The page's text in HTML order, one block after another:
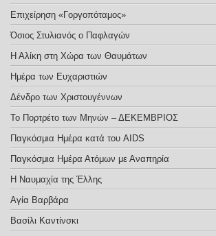
Επιχείρηση «Γοργοπόταμος»
Όσιος Στυλιανός ο Παφλαγών
Η Αλίκη στη Χώρα των Θαυμάτων
Ημέρα των Ευχαριστιών
Δένδρο των Χριστουγέννων
Το Πορτρέτο των Μηνών – ΔΕΚΕΜΒΡΙΟΣ
Παγκόσμια Ημέρα κατά του AIDS
Παγκόσμια Ημέρα Ατόμων με Αναπηρία
Η Ναυμαχία της Έλλης
Αγία Βαρβάρα
Βασίλι Καντίνσκι